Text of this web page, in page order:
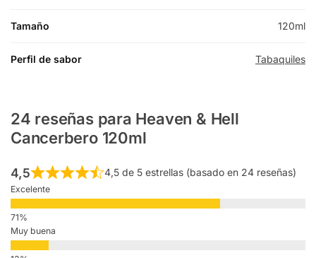
Tamaño 120ml
Perfil de sabor Tabaquiles
24 reseñas para Heaven & Hell
Cancerbero 120ml
4,5 4,5 de 5 estrellas (basado en 24 reseñas)
Excelente
Muy buena